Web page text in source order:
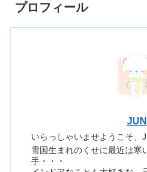
プロフィール
JUN
いらっしゃいませようこそ、
雪国生まれのくせに最近は寒
手・・・